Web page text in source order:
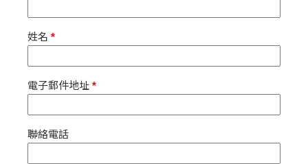
姓名 *
電子郵件地址 *
聯絡電話